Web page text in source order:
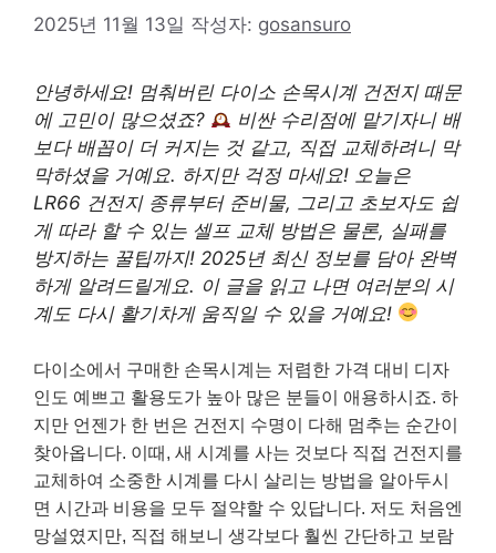
2025년 11월 13일 작성자: gosansuro
안녕하세요! 멈춰버린 다이소 손목시계 건전지 때문
에 고민이 많으셨죠?
비싼 수리점에 맡기자니 배
보다 배꼽이 더 커지는 것 같고, 직접 교체하려니 막
막하셨을 거예요. 하지만 걱정 마세요! 오늘은
LR66 건전지 종류부터 준비물, 그리고 초보자도 쉽
게 따라 할 수 있는 셀프 교체 방법은 물론, 실패를
방지하는 꿀팁까지! 2025년 최신 정보를 담아 완벽
하게 알려드릴게요. 이 글을 읽고 나면 여러분의 시
계도 다시 활기차게 움직일 수 있을 거예요!
다이소에서 구매한 손목시계는 저렴한 가격 대비 디자
인도 예쁘고 활용도가 높아 많은 분들이 애용하시죠. 하
지만 언젠가 한 번은 건전지 수명이 다해 멈추는 순간이
찾아옵니다. 이때, 새 시계를 사는 것보다 직접 건전지를
교체하여 소중한 시계를 다시 살리는 방법을 알아두시
면 시간과 비용을 모두 절약할 수 있답니다. 저도 처음엔
망설였지만, 직접 해보니 생각보다 훨씬 간단하고 보람